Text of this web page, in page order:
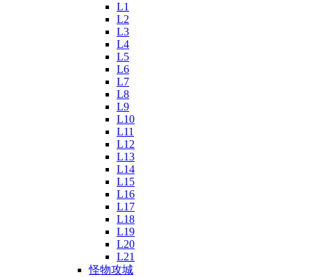
L1
L2
L3
L4
L5
L6
L7
L8
L9
L10
L11
L12
L13
L14
L15
L16
L17
L18
L19
L20
L21
怪物攻城